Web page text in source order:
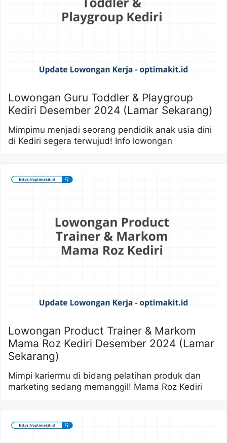
Lowongan Guru Toddler & Playgroup
Kediri Desember 2024 (Lamar Sekarang)
Mimpimu menjadi seorang pendidik anak usia dini
di Kediri segera terwujud! Info lowongan
Lowongan Product Trainer & Markom
Mama Roz Kediri Desember 2024 (Lamar
Sekarang)
Mimpi kariermu di bidang pelatihan produk dan
marketing sedang memanggil! Mama Roz Kediri